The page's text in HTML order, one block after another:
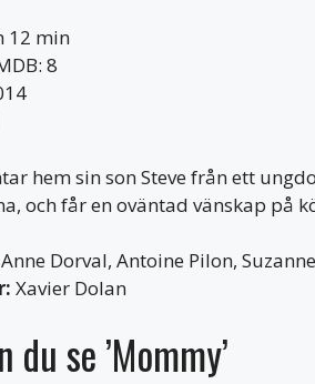
12 min
8
hem sin son Steve från ett
och får en oväntad vänskap på
Anne Dorval, Antoine Pilon,
Xavier Dolan
du se ’Mommy’